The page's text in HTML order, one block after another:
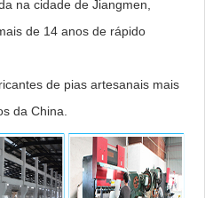
na cidade de Jiangmen,
de 14 anos de rápido
de pias artesanais mais
da China.